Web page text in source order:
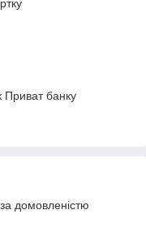
Приват банку
домовленістю